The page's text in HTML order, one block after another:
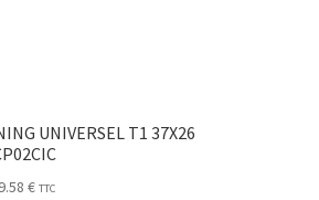
UNIVERSEL T1 37X26
€ TTC